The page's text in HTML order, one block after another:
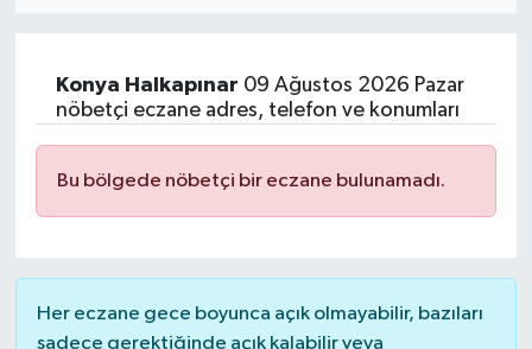
Konya Halkapınar 09 Ağustos 2026 Pazar
nöbetçi eczane adres, telefon ve konumları
Bu bölgede nöbetçi bir eczane bulunamadı.
Her eczane gece boyunca açık olmayabilir, bazıları
sadece gerektiğinde açık kalabilir veya
ÖZEL HABER
SAĞLIK
SİYASET
SOSYAL YARDIMLAR